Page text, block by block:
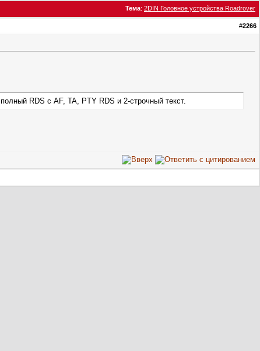
Тема: 2DIN Головное устройства Roadrover
#2266
RDS с AF, TA, PTY RDS и 2-строчный текст.